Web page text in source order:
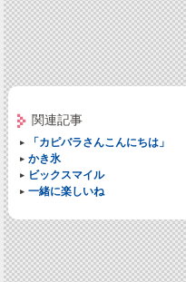
関連記事
「カピバラさんこんにちは」
かき氷
ビックスマイル
一緒に楽しいね